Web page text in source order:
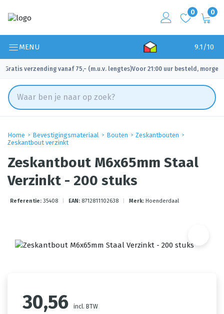
0 0
MENU 9.1/10
Gratis verzending vanaf 75,- (m.u.v. lengtes)
✓ Voor 21:00 uur besteld, morgen
Home Bevestigingsmateriaal Bouten
Zeskantbouten
Zeskantbout verzinkt
Zeskantbout M6x65mm Staal
Verzinkt - 200 stuks
Referentie: 35408 EAN: 8712811102638 Merk: Hoenderdaal
30,56 incl. BTW